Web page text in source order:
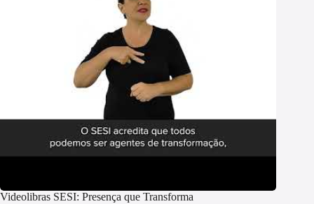
Videolibras SESI: Presença que Transforma